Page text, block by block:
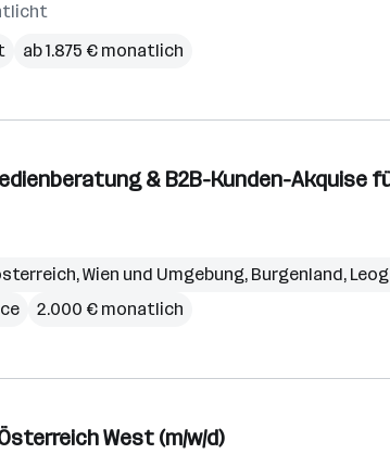
ab 1.875 € monatlich
& B2B-Kunden-Akquise
,Wien und Umgebung, Burgenland,
2.000 € monatlich
West (m/w/d)